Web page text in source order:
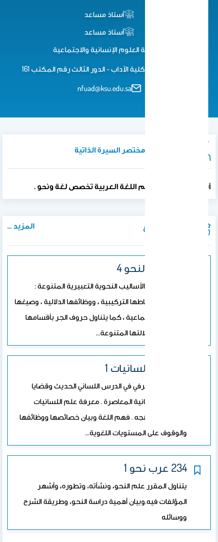
أستاذ مساعد
أستاذ مساعد
كلية العلوم اﻹنسانية واﻻجتماعية
الدرعية - مبنى كلية الآداب - الدور الثالث رقم المكتب 161
nfuad@ksu.edu.sa
نبذة تعريفية / مختصر السيرة الذاتية
أستاذ مساعد في قسم اللغة العربية تخصص لغة ونحو .
المواد الدراسية المزيد ...
يتناول المقرر الأساليب النحوية التعبيرية المتنوعة :
شروطها وأنماطها التركيبية ، ووظائفها الدلالية ، وصيغها
القياسية والسماعية ، كما يتناول حروف الجر بأقسامها
المختلفة ، ودلالتها المتنوعة…
التأسيس المعرفي في الدرس اللساني الحديث وقضايا
الدراسات اللسانية المعاصرة . معرفة علم اللسانيات
وفروعه ومناهجه . فهم اللغة وبيان خصائصها ووظائفها
والوقوف على المستويات اللغوية…
234 عرب نحو 1
يتناول المقرر علم النحو، ونشأته، وتطوره، وأشهر
المؤلفات فيه.وبيان أهمية دراسة النحو، وطريقة الشرح
ووسائله